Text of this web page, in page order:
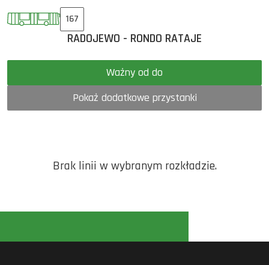
167
RADOJEWO - RONDO RATAJE
Ważny od do
Pokaż dodatkowe przystanki
Brak linii w wybranym rozkładzie.